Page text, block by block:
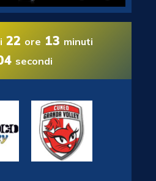
22 ore 13 minuti
secondi